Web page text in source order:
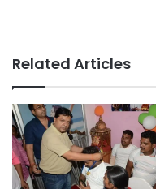
Related Articles